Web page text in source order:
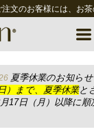
文のお客様には、お
夏季休業のお知ら
）まで、夏季休業と
17日（月）以降に